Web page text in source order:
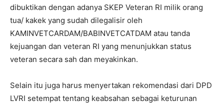
dibuktikan dengan adanya SKEP Veteran RI milik orang
tua/ kakek yang sudah dilegalisir oleh
KAMINVETCARDAM/BABINVETCATDAM atau tanda
kejuangan dan veteran RI yang menunjukkan status
veteran secara sah dan meyakinkan.
Selain itu juga harus menyertakan rekomendasi dari DPD
LVRI setempat tentang keabsahan sebagai keturunan